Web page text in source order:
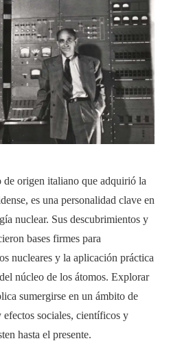
origen italiano que adquirió la
es una personalidad clave en
nuclear. Sus descubrimientos y
bases firmes para
nucleares y la aplicación práctica
núcleo de los átomos. Explorar
sumergirse en un ámbito de
efectos sociales, científicos y
hasta el presente.